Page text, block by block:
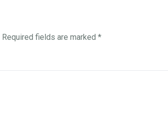
Required fields are marked *